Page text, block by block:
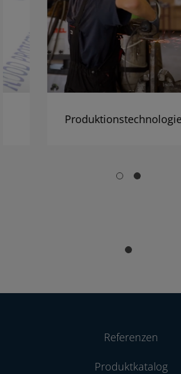
Produktionstechnologie - Stahl
Referenzen
Produktkatalog